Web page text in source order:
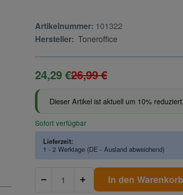
Artikelnummer: 101322
Hersteller: Toneroffice
24,29 €26,99 €
Dieser Artikel ist aktuell um 10%
Sofort verfügbar
Lieferzeit:
1 - 2 Werktage (DE - Ausland abweichend)
In den